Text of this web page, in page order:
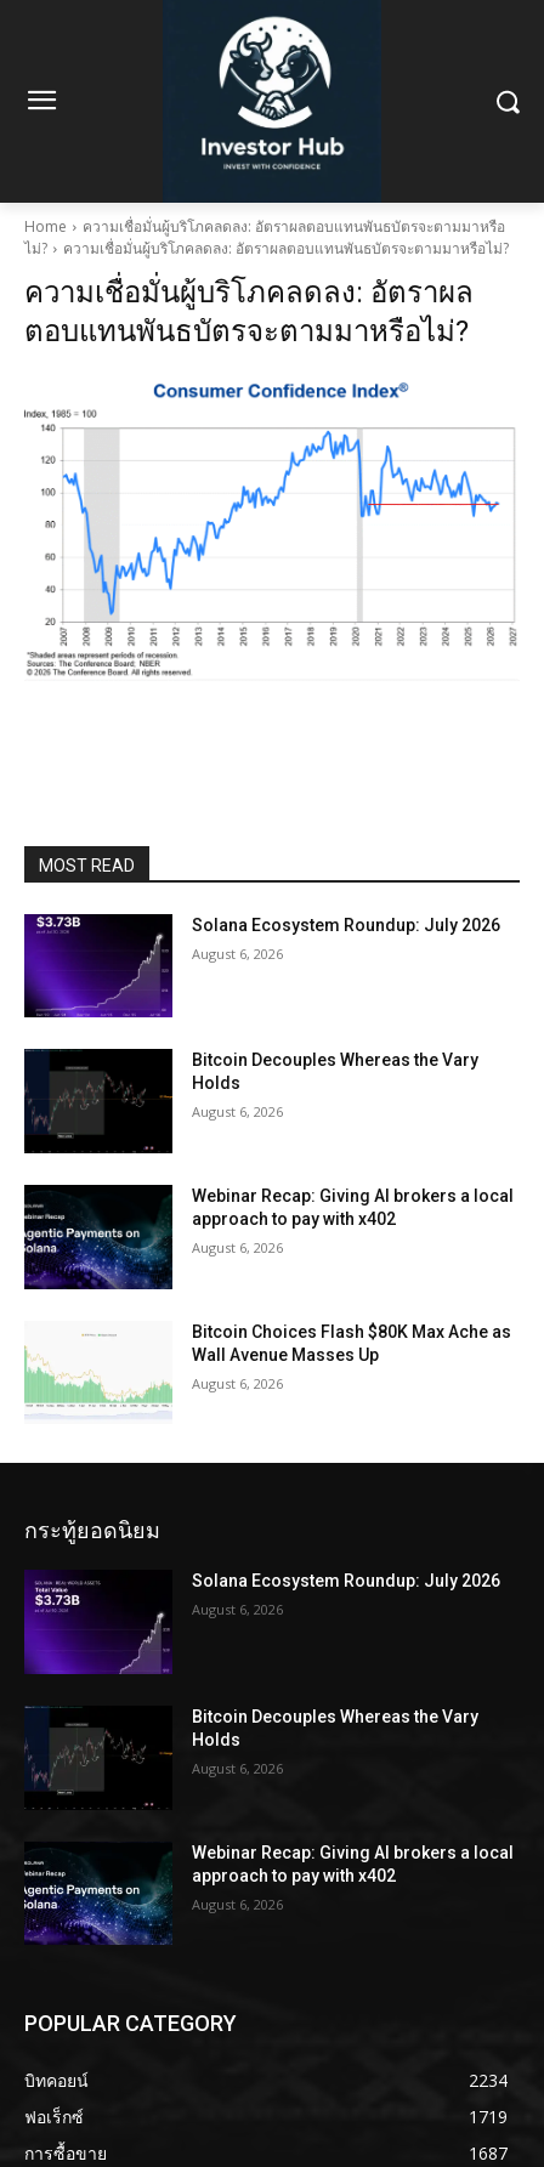
Home
ความเชื่อมั่นผู้บริโภคลดลง: อัตราผลตอบแทนพันธบัตรจะตามมาหรือ
ไม่?
ความเชื่อมั่นผู้บริโภคลดลง: อัตราผลตอบแทนพันธบัตรจะตามมาหรือไม่?
ความเชื่อมั่นผู้บริโภคลดลง: อัตราผล
ตอบแทนพันธบัตรจะตามมาหรือไม่?
MOST READ
Solana Ecosystem Roundup: July 2026
August 6, 2026
Bitcoin Decouples Whereas the Vary
Holds
August 6, 2026
Webinar Recap: Giving AI brokers a local
approach to pay with x402
August 6, 2026
Bitcoin Choices Flash $80K Max Ache as
Wall Avenue Masses Up
August 6, 2026
กระทู้ยอดนิยม
Solana Ecosystem Roundup: July 2026
August 6, 2026
Bitcoin Decouples Whereas the Vary
Holds
August 6, 2026
Webinar Recap: Giving AI brokers a local
approach to pay with x402
August 6, 2026
POPULAR CATEGORY
บิทคอยน์
2234
ฟอเร็กซ์
1719
การซื้อขาย
1687